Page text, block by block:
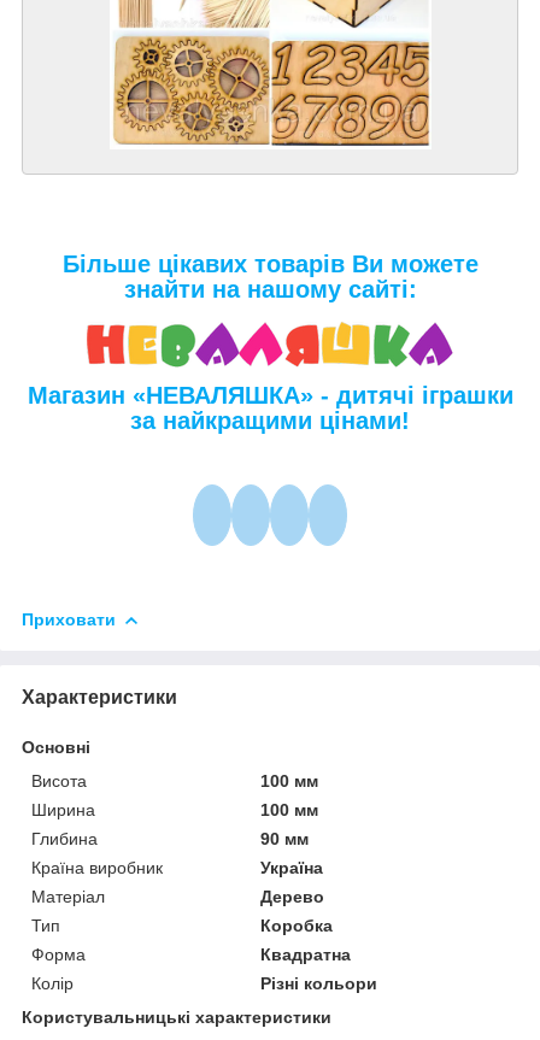
Більше цікавих товарів Ви можете
знайти на нашому сайті:
Магазин «НЕВАЛЯШКА» - дитячі іграшки
за найкращими цінами!
Приховати
Характеристики
Основні
Висота
100 мм
Ширина
100 мм
Глибина
90 мм
Країна виробник
Україна
Матеріал
Дерево
Тип
Коробка
Форма
Квадратна
Колір
Різні кольори
Користувальницькі характеристики